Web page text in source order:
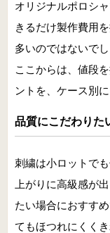
オリジナルポロシ
きるだけ製作費用
多いのではないでし
ここからは、値段
ントを、ケース別
品質にこだわりた
刺繍は小ロットで
上がりに高級感が
たい場合におすす
てもほつれにくくき